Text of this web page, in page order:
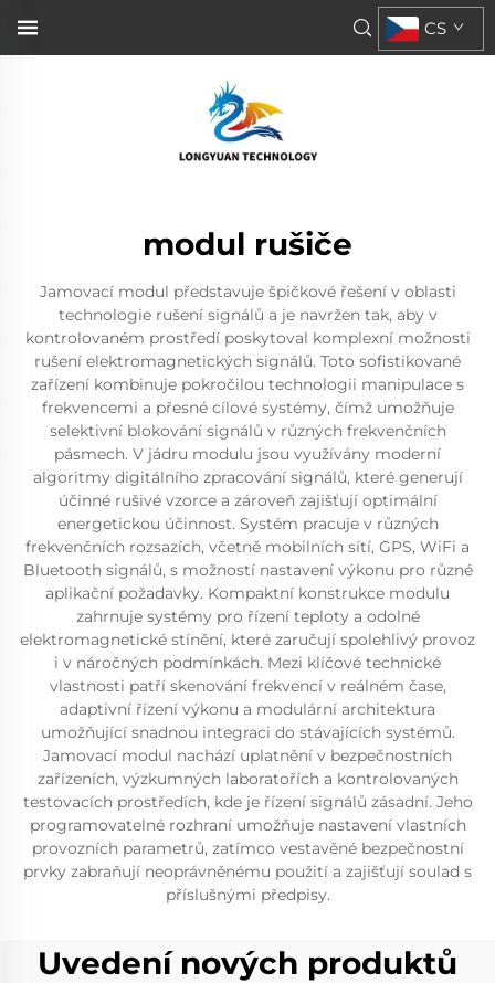
CS
modul rušiče
Jamovací modul představuje špičkové řešení v oblasti
technologie rušení signálů a je navržen tak, aby v
kontrolovaném prostředí poskytoval komplexní možnosti
rušení elektromagnetických signálů. Toto sofistikované
zařízení kombinuje pokročilou technologii manipulace s
frekvencemi a přesné cílové systémy, čímž umožňuje
selektivní blokování signálů v různých frekvenčních
pásmech. V jádru modulu jsou využívány moderní
algoritmy digitálního zpracování signálů, které generují
účinné rušivé vzorce a zároveň zajišťují optimální
energetickou účinnost. Systém pracuje v různých
frekvenčních rozsazích, včetně mobilních sítí, GPS, WiFi a
Bluetooth signálů, s možností nastavení výkonu pro různé
aplikační požadavky. Kompaktní konstrukce modulu
zahrnuje systémy pro řízení teploty a odolné
elektromagnetické stínění, které zaručují spolehlivý provoz
i v náročných podmínkách. Mezi klíčové technické
vlastnosti patří skenování frekvencí v reálném čase,
adaptivní řízení výkonu a modulární architektura
umožňující snadnou integraci do stávajících systémů.
Jamovací modul nachází uplatnění v bezpečnostních
zařízeních, výzkumných laboratořích a kontrolovaných
testovacích prostředích, kde je řízení signálů zásadní. Jeho
programovatelné rozhraní umožňuje nastavení vlastních
provozních parametrů, zatímco vestavěné bezpečnostní
prvky zabraňují neoprávněnému použití a zajišťují soulad s
příslušnými předpisy.
Uvedení nových produktů